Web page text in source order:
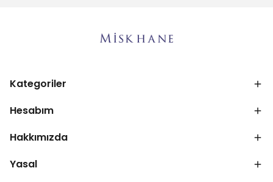
Kategoriler
Hesabım
Hakkımızda
Yasal